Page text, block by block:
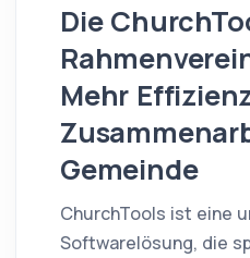
Die
Mehr
Gemeinde
ChurchTools ist eine
Softwarelösung, die